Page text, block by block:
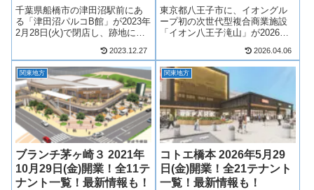
報も！
千葉県船橋市の津田沼駅前にあ
る「津田沼パルコB館」が2023年
2月28日(火)で閉店し、跡地には
年3月16日(木)に第1期開業、
2023年7月1日(土)より第2期開
業！そして2023年10月25日(水)...
2023.12.27
21店舗一覧！
東京都八王子市に、イオングル
ープ初の次世代型複合商業施設
「イオン八王子滝山」が2026年6
「イオンモール八王子IC北（仮
称）」として計画されていた当
施設。あえてスーパーマーケッ
トを入れず、イオンシネマや、
菓...
2026.04.06
関東地方
ブランチ茅ヶ崎３ 2021年
10月29日(金)開業！全11テ
ナント一覧！最新情報も！
関東地方
コトエ橋本 2026年5月29
日(金)開業！全21テナント
一覧！最新情報も！